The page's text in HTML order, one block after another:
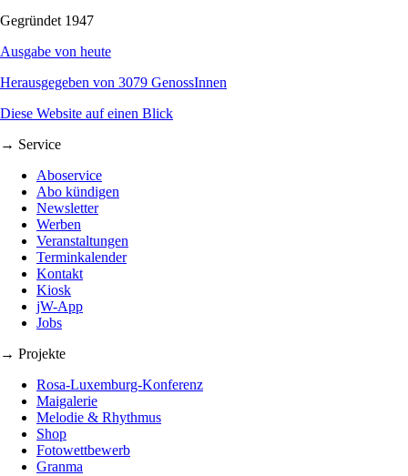
Gegründet 1947
Ausgabe von heute
Herausgegeben von 3079 GenossInnen
Diese Website auf einen Blick
→ Service
Aboservice
Abo kündigen
Newsletter
Werben
Veranstaltungen
Terminkalender
Kontakt
Kiosk
jW-App
Jobs
→ Projekte
Rosa-Luxemburg-Konferenz
Maigalerie
Melodie & Rhythmus
Shop
Fotowettbewerb
Granma